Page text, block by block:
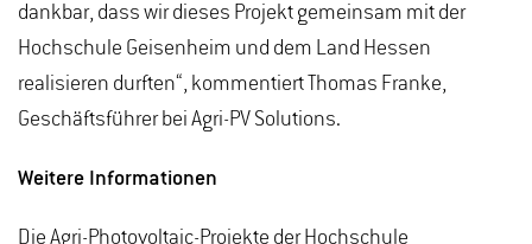
dankbar, dass wir dieses Projekt gemeinsam mit der
Hochschule Geisenheim und dem Land Hessen
realisieren durften“, kommentiert Thomas Franke,
Geschäftsführer bei Agri-PV Solutions.
Weitere Informationen
Die Agri-Photovoltaic-Projekte der Hochschule